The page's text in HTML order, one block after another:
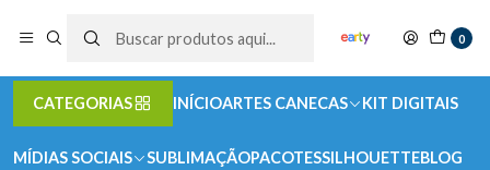
0
CATEGORIAS INÍCIOARTES CANECAS KIT DIGITAIS
MÍDIAS SOCIAIS SUBLIMAÇÃOPACOTESSILHOUETTEBLOG